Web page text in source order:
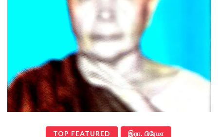
TOP FEATURED இரா. பிரேமா